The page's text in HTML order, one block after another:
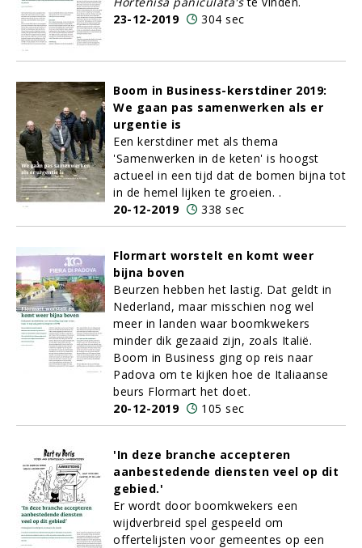
23-12-2019
304 sec
Boom in Business-kerstdiner 2019:
We gaan pas samenwerken als er
urgentie is
Een kerstdiner met als thema
'Samenwerken in de keten' is hoogst
actueel in een tijd dat de bomen bijna tot
in de hemel lijken te groeien. .
20-12-2019
338 sec
Flormart worstelt en komt weer
bijna boven
Beurzen hebben het lastig. Dat geldt in
Nederland, maar misschien nog wel
meer in landen waar boomkwekers
minder dik gezaaid zijn, zoals Italië.
Boom in Business ging op reis naar
Padova om te kijken hoe de Italiaanse
beurs Flormart het doet.
20-12-2019
105 sec
'In deze branche accepteren
aanbestedende diensten veel op dit
gebied.'
Er wordt door boomkwekers een
wijdverbreid spel gespeeld om
offertelijsten voor gemeentes op een